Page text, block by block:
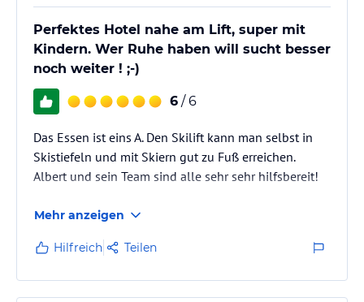
Perfektes Hotel nahe am Lift, super mit
Kindern. Wer Ruhe haben will sucht besser
noch weiter ! ;-)
6 / 6
Das Essen ist eins A. Den Skilift kann man selbst in
Skistiefeln und mit Skiern gut zu Fuß erreichen.
Albert und sein Team sind alle sehr sehr hilfsbereit!
Mehr anzeigen
Hilfreich Teilen